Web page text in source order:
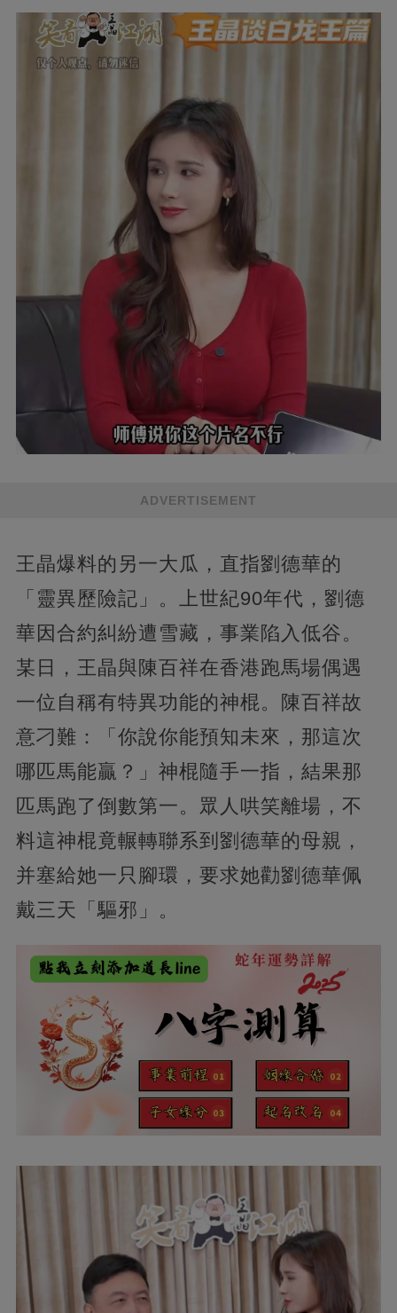
ADVERTISEMENT
王晶爆料的另一大瓜，直指劉德華的
「靈異歷險記」。上世紀90年代，劉德
華因合約糾紛遭雪藏，事業陷入低谷。
某日，王晶與陳百祥在香港跑馬場偶遇
一位自稱有特異功能的神棍。陳百祥故
意刁難：「你說你能預知未來，那這次
哪匹馬能贏？」神棍隨手一指，結果那
匹馬跑了倒數第一。眾人哄笑離場，不
料這神棍竟輾轉聯系到劉德華的母親，
并塞給她一只腳環，要求她勸劉德華佩
戴三天「驅邪」。